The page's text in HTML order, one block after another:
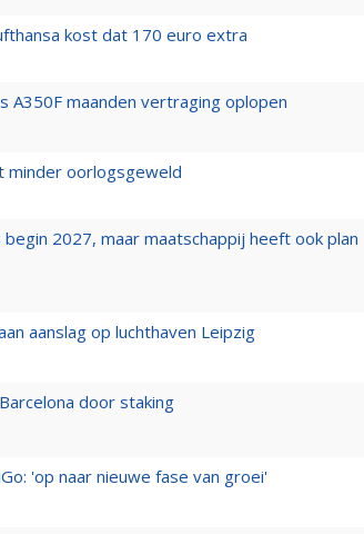
kost dat 170 euro extra
A350F maanden vertraging oplopen
minder oorlogsgeweld
2027, maar maatschappij heeft ook plan
aanslag op luchthaven Leipzig
door staking
'op naar nieuwe fase van groei'